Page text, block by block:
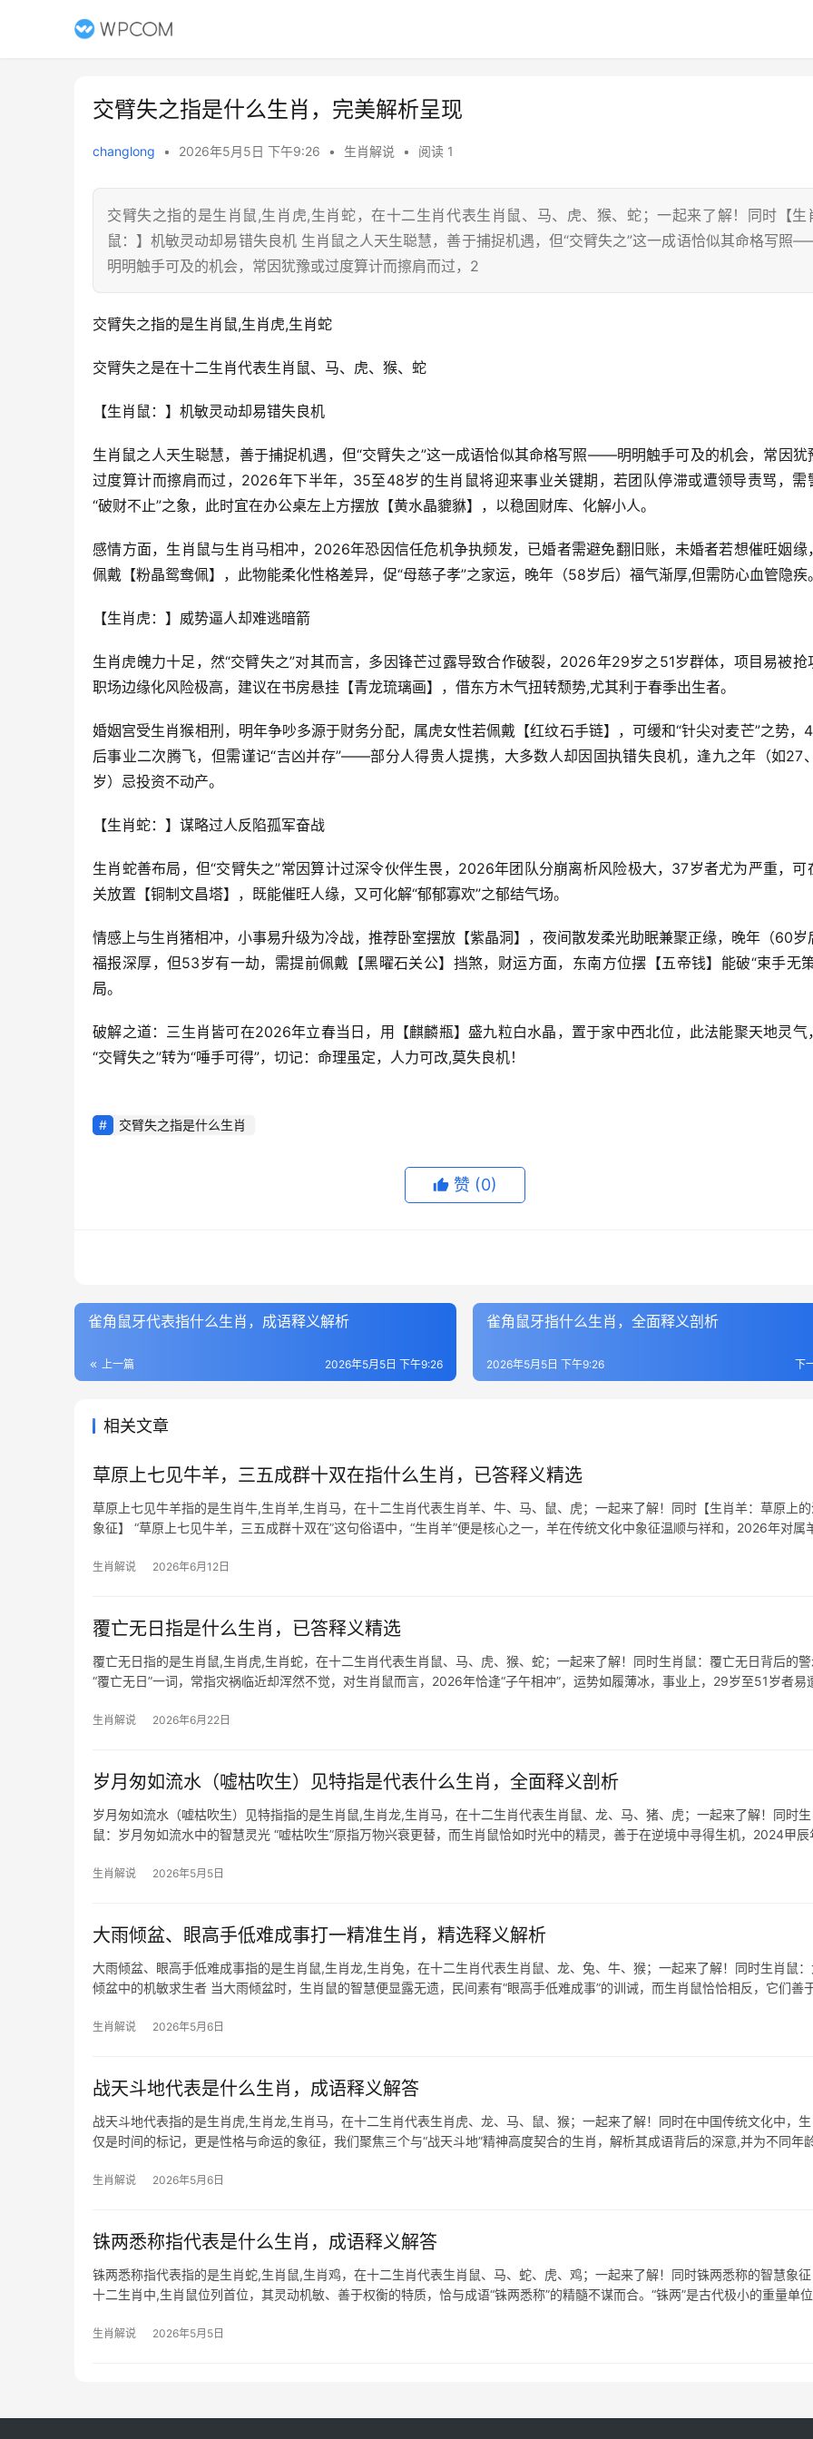
交臂失之指是什么生肖，完美解析呈现
changlong • 2026年5月5日 下午9:26 • 生肖解说 • 阅读 1
交臂失之指的是生肖鼠,生肖虎,生肖蛇，在十二生肖代表生肖鼠、马、虎、猴、蛇；一起来了解！同时【生
鼠：】机敏灵动却易错失良机 生肖鼠之人天生聪慧，善于捕捉机遇，但“交臂失之”这一成语恰似其命格写照
明明触手可及的机会，常因犹豫或过度算计而擦肩而过，2
交臂失之指的是生肖鼠,生肖虎,生肖蛇
交臂失之是在十二生肖代表生肖鼠、马、虎、猴、蛇
【生肖鼠：】机敏灵动却易错失良机
生肖鼠之人天生聪慧，善于捕捉机遇，但“交臂失之”这一成语恰似其命格写照——明明触手可及的机会，常因犹
过度算计而擦肩而过，2026年下半年，35至48岁的生肖鼠将迎来事业关键期，若团队停滞或遭领导责骂，需
“破财不止”之象，此时宜在办公桌左上方摆放【黄水晶貔貅】，以稳固财库、化解小人。
感情方面，生肖鼠与生肖马相冲，2026年恐因信任危机争执频发，已婚者需避免翻旧账，未婚者若想催旺姻缘
佩戴【粉晶鸳鸯佩】，此物能柔化性格差异，促“母慈子孝”之家运，晚年（58岁后）福气渐厚,但需防心血管隐疾。
【生肖虎：】威势逼人却难逃暗箭
生肖虎魄力十足，然“交臂失之”对其而言，多因锋芒过露导致合作破裂，2026年29岁之51岁群体，项目易被抢
职场边缘化风险极高，建议在书房悬挂【青龙琉璃画】，借东方木气扭转颓势,尤其利于春季出生者。
婚姻宫受生肖猴相刑，明年争吵多源于财务分配，属虎女性若佩戴【红纹石手链】，可缓和“针尖对麦芒”之势，
后事业二次腾飞，但需谨记“吉凶并存”——部分人得贵人提携，大多数人却因固执错失良机，逢九之年（如27
岁）忌投资不动产。
【生肖蛇：】谋略过人反陷孤军奋战
生肖蛇善布局，但“交臂失之”常因算计过深令伙伴生畏，2026年团队分崩离析风险极大，37岁者尤为严重，可
关放置【铜制文昌塔】，既能催旺人缘，又可化解“郁郁寡欢”之郁结气场。
情感上与生肖猪相冲，小事易升级为冷战，推荐卧室摆放【紫晶洞】，夜间散发柔光助眠兼聚正缘，晚年（60岁
福报深厚，但53岁有一劫，需提前佩戴【黑曜石关公】挡煞，财运方面，东南方位摆【五帝钱】能破“束手无
局。
破解之道：三生肖皆可在2026年立春当日，用【麒麟瓶】盛九粒白水晶，置于家中西北位，此法能聚天地灵气
“交臂失之”转为“唾手可得”，切记：命理虽定，人力可改,莫失良机！
交臂失之指是什么生肖
赞 (0)
雀角鼠牙代表指什么生肖，成语释义解析
上一篇 2026年5月5日 下午9:26
雀角鼠牙指什么生肖，全面释义剖析
下
2026年5月5日 下午9:26
相关文章
草原上七见牛羊，三五成群十双在指什么生肖，已答释义精选
草原上七见牛羊指的是生肖牛,生肖羊,生肖马，在十二生肖代表生肖羊、牛、马、鼠、虎；一起来了解！同时【生肖羊：草原上
象征】 “草原上七见牛羊，三五成群十双在”这句俗语中，“生肖羊”便是核心之一，羊在传统文化中象征温顺与祥和，2026年对属
生肖解说 2026年6月12日
覆亡无日指是什么生肖，已答释义精选
覆亡无日指的是生肖鼠,生肖虎,生肖蛇，在十二生肖代表生肖鼠、马、虎、猴、蛇；一起来了解！同时生肖鼠：覆亡无日背后的
“覆亡无日”一词，常指灾祸临近却浑然不觉，对生肖鼠而言，2026年恰逢“子午相冲”，运势如履薄冰，事业上，29岁至51岁者易
生肖解说 2026年6月22日
岁月匆如流水（嘘枯吹生）见特指是代表什么生肖，全面释义剖析
岁月匆如流水（嘘枯吹生）见特指指的是生肖鼠,生肖龙,生肖马，在十二生肖代表生肖鼠、龙、马、猪、虎；一起来了解！同时生
鼠：岁月匆如流水中的智慧灵光 “嘘枯吹生”原指万物兴衰更替，而生肖鼠恰如时光中的精灵，善于在逆境中寻得生机，2024甲辰
生肖解说 2026年5月5日
大雨倾盆、眼高手低难成事打一精准生肖，精选释义解析
大雨倾盆、眼高手低难成事指的是生肖鼠,生肖龙,生肖兔，在十二生肖代表生肖鼠、龙、兔、牛、猴；一起来了解！同时生肖鼠
倾盆中的机敏求生者 当大雨倾盆时，生肖鼠的智慧便显露无遗，民间素有“眼高手低难成事”的训诫，而生肖鼠恰恰相反，它们善
生肖解说 2026年5月6日
战天斗地代表是什么生肖，成语释义解答
战天斗地代表指的是生肖虎,生肖龙,生肖马，在十二生肖代表生肖虎、龙、马、鼠、猴；一起来了解！同时在中国传统文化中，
仅是时间的标记，更是性格与命运的象征，我们聚焦三个与“战天斗地”精神高度契合的生肖，解析其成语背后的深意,并为不同年
生肖解说 2026年5月6日
铢两悉称指代表是什么生肖，成语释义解答
铢两悉称指代表指的是生肖蛇,生肖鼠,生肖鸡，在十二生肖代表生肖鼠、马、蛇、虎、鸡；一起来了解！同时铢两悉称的智慧象
十二生肖中,生肖鼠位列首位，其灵动机敏、善于权衡的特质，恰与成语“铢两悉称”的精髓不谋而合。“铢两”是古代极小的重量单位
生肖解说 2026年5月5日